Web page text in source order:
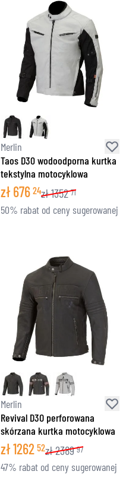
Merlin
Taos D30 wodoodporna kurtka
tekstylna motocyklowa
zł676 24zł1352 71
50% rabat od ceny sugerowanej
Merlin
Revival D3O perforowana
skórzana kurtka motocyklowa
zł1262 52zł2389 97
47% rabat od ceny sugerowanej